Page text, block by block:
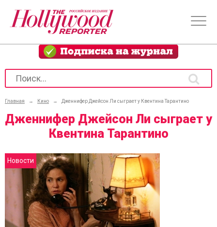
Главная → Кино → Дженнифер Джейсон Ли сыграет у Квентина Тарантино
Дженнифер Джейсон Ли сыграет у
Квентина Тарантино
Новости